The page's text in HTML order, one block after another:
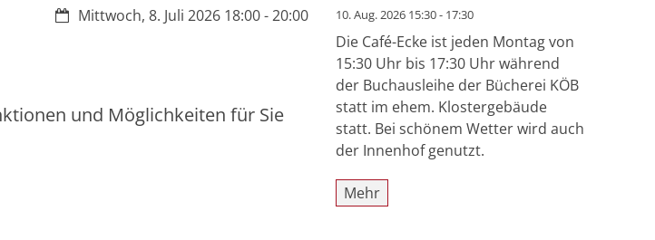
Datum:Mittwoch, 8. Juli 2026 18:00 - 20:00
und Möglichkeiten für Sie
10. Aug. 2026 15:30 - 17:30
Die Café-Ecke ist jeden Montag von
15:30 Uhr bis 17:30 Uhr während
der Buchausleihe der Bücherei KÖB
statt im ehem. Klostergebäude
statt. Bei schönem Wetter wird auch
der Innenhof genutzt.
Mehr